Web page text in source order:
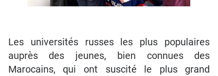
Les universités russes les plus populaires
auprès des jeunes, bien connues des
Marocains, qui ont suscité le plus grand